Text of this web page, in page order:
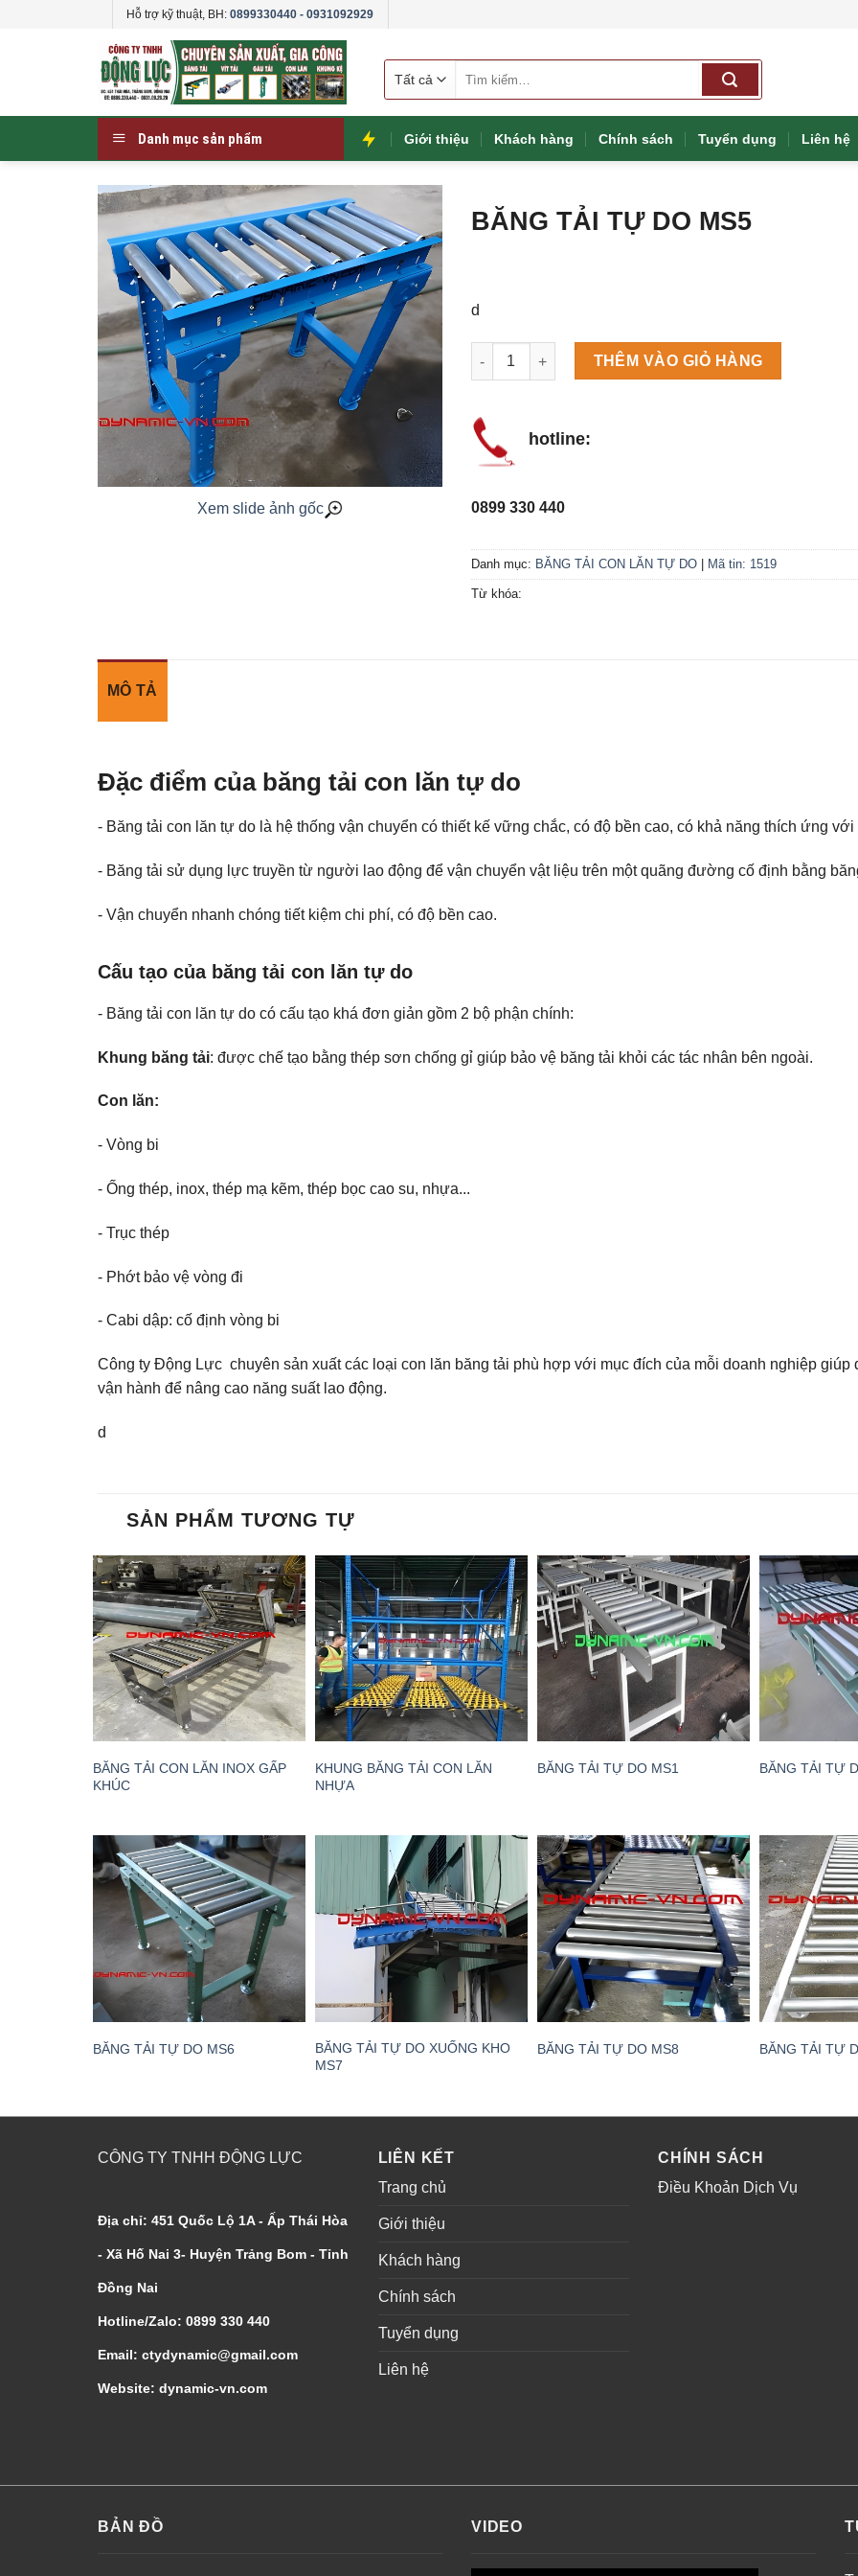
Hỗ trợ kỹ thuật, BH: 0899330440 - 0931092929
kiếm:
Danh mục sản phẩm Giới thiệu Khách hàng Chính sách Tuyển dụng Liên hệ
Xem slide ảnh gốc
BĂNG TẢI TỰ DO MS5
d
Máy làm đá viên Scotsman NW458AS số lượng
THÊM VÀO GIỎ HÀNG
hotline:
0899 330 440
Danh mục: BĂNG TẢI CON LĂN TỰ DO| Mã tin: 1519
Từ khóa:
MÔ TẢ
Đặc điểm của băng tải con lăn tự do
- Băng tải con lăn tự do là hệ thống vận chuyển có thiết kế vững chắc, có độ bền cao, có khả năng thích ứng
- Băng tải sử dụng lực truyền từ người lao động để vận chuyển vật liệu trên một quãng đường cố định bằng
- Vận chuyển nhanh chóng tiết kiệm chi phí, có độ bền cao.
Cấu tạo của băng tải con lăn tự do
- Băng tải con lăn tự do có cấu tạo khá đơn giản gồm 2 bộ phận chính:
Khung băng tải: được chế tạo bằng thép sơn chống gỉ giúp bảo vệ băng tải khỏi các tác nhân bên ngoài.
Con lăn:
- Vòng bi
- Ống thép, inox, thép mạ kẽm, thép bọc cao su, nhựa...
- Trục thép
- Phớt bảo vệ vòng đi
- Cabi dập: cố định vòng bi
Công ty Động Lực chuyên sản xuất các loại con lăn băng tải phù hợp với mục đích của mỗi doanh nghiệp giúp
vận hành để nâng cao năng suất lao động.
d
SẢN PHẨM TƯƠNG TỰ
BĂNG TẢI CON LĂN INOX GẤP
KHÚC
KHUNG BĂNG TẢI CON LĂN
NHỰA
BĂNG TẢI TỰ DO MS1 BĂNG TẢI TỰ
BĂNG TẢI TỰ DO MS6
BĂNG TẢI TỰ DO XUỐNG KHO
MS7
BĂNG TẢI TỰ DO MS8 BĂNG TẢI TỰ
CÔNG TY TNHH ĐỘNG LỰC
Địa chỉ: 451 Quốc Lộ 1A - Ấp Thái Hòa
- Xã Hố Nai 3- Huyện Trảng Bom - Tỉnh
Đồng Nai
Hotline/Zalo: 0899 330 440
Email: ctydynamic@gmail.com
Website: dynamic-vn.com
LIÊN KẾT
Trang chủ
Giới thiệu
Khách hàng
Chính sách
Tuyển dụng
Liên hệ
CHÍNH SÁCH
Điều Khoản Dịch Vụ
BẢN ĐỒ VIDEO